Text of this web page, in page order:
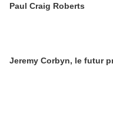
Paul Craig Roberts
Jeremy Corbyn, le futur